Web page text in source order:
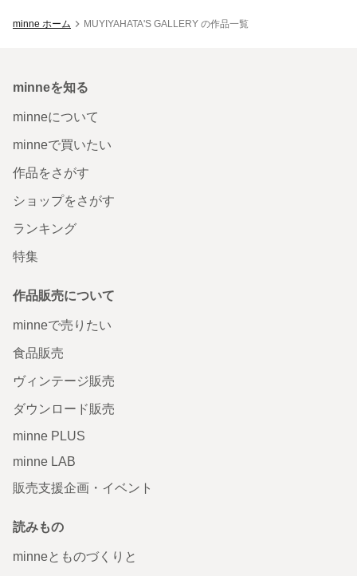
minne ホーム MUYIYAHATA'S GALLERY の作品一覧
minneを知る
minneについて
minneで買いたい
作品をさがす
ショップをさがす
ランキング
特集
作品販売について
minneで売りたい
食品販売
ヴィンテージ販売
ダウンロード販売
minne PLUS
minne LAB
販売支援企画・イベント
読みもの
minneとものづくりと